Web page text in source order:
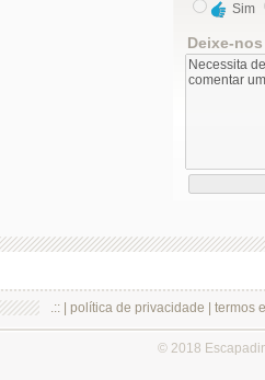
Sim
Deixe-
.:: | política de privacidade termos
© 2018